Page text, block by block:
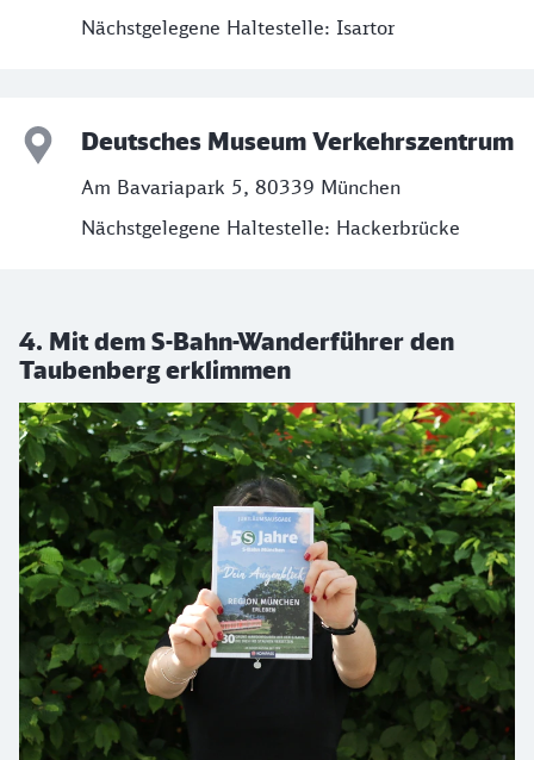
Nächstgelegene Haltestelle: Isartor
Deutsches Museum Verkehrszentrum
Am Bavariapark 5, 80339 München
Nächstgelegene Haltestelle: Hackerbrücke
4. Mit dem S-Bahn-Wanderführer den
Taubenberg erklimmen